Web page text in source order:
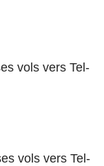
vols vers Tel-
vols vers Tel-